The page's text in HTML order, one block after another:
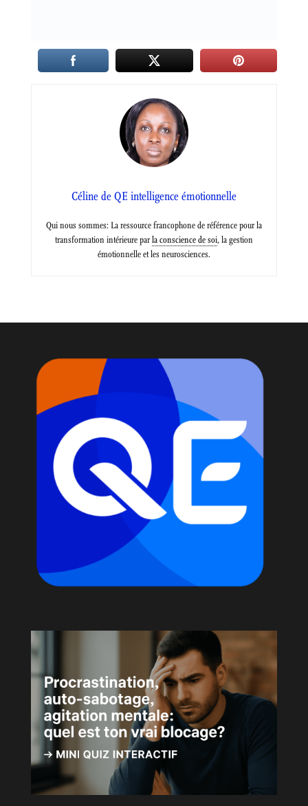
Céline de QE intelligence émotionnelle
Qui nous sommes: La ressource francophone de référence pour la
transformation intérieure parla conscience de soi, la gestion
émotionnelle et les neurosciences.